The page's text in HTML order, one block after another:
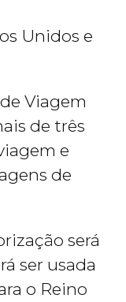
Unidos e
Viagem
de três
e
de
será
ser usada
o Reino